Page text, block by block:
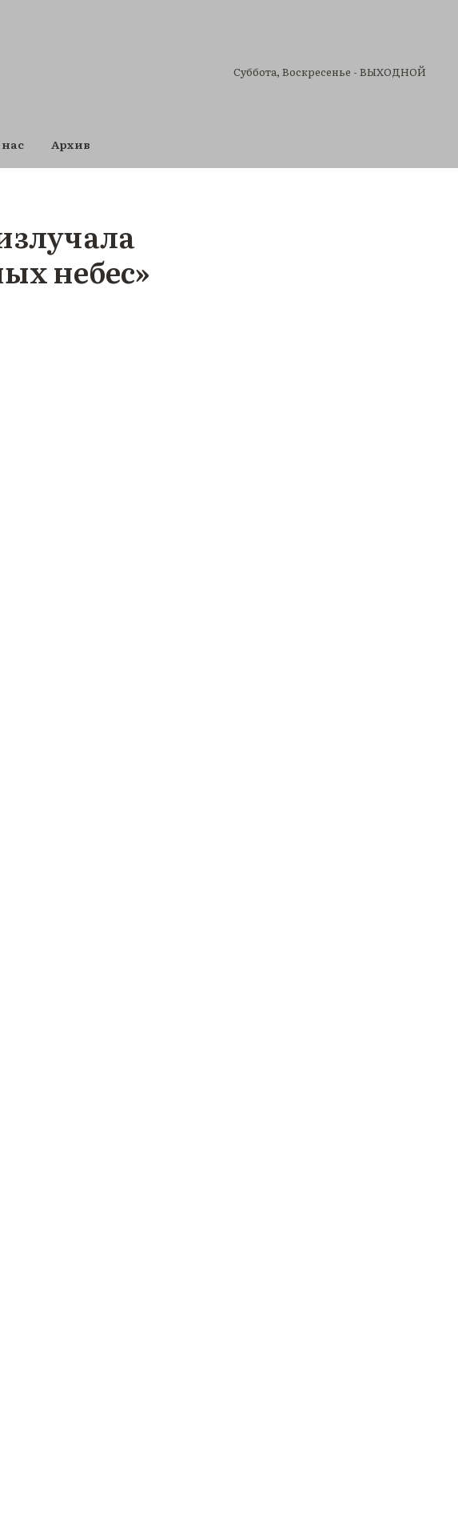
Cуббота, Воскресенье - ВЫХОДНОЙ
Архив
небес»